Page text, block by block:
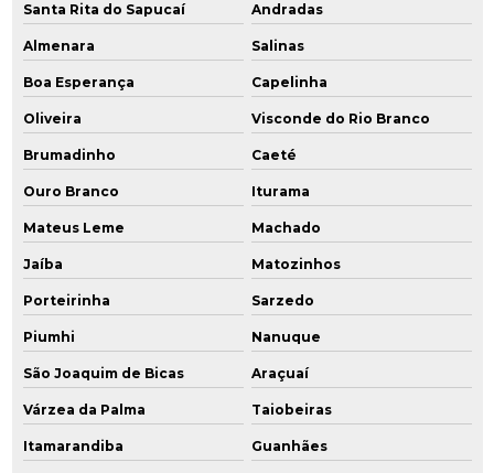
Remediação ex situ
Remediação in situ
Remediação de passivo ambiental
Remediação de solo
Remediação de solos contaminados
Remediação de solos contaminados por hidrocarbonetos
Remediação de solos contaminados por metais pesados
Remediação tratamento
Serviços de consultoria ambiental
Santa Rita do Sapucaí Andradas
Almenara Salinas
Boa Esperança Capelinha
Oliveira Visconde do Rio Branco
Brumadinho Caeté
Ouro Branco Iturama
Mateus Leme Machado
Jaíba Matozinhos
Porteirinha Sarzedo
Piumhi Nanuque
São Joaquim de Bicas Araçuaí
Várzea da Palma Taiobeiras
Itamarandiba Guanhães